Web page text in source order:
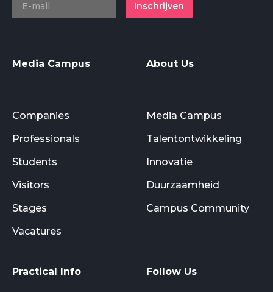
Inschrijven
Media Campus
Companies
Professionals
Students
Visitors
Stages
Vacatures
About Us
Media Campus
Talentontwikkeling
Innovatie
Duurzaamheid
Campus Community
Practical Info Follow Us